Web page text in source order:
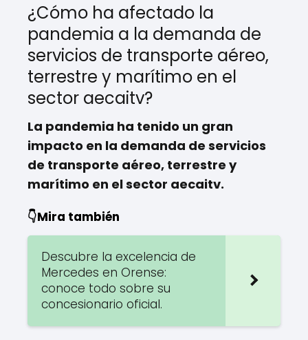
¿Cómo ha afectado la
pandemia a la demanda de
servicios de transporte aéreo,
terrestre y marítimo en el
sector aecaitv?
La pandemia ha tenido un gran
impacto en la demanda de servicios
de transporte aéreo, terrestre y
marítimo en el sector aecaitv.
👇Mira también
Descubre la excelencia de
Mercedes en Orense:
conoce todo sobre su
concesionario oficial.